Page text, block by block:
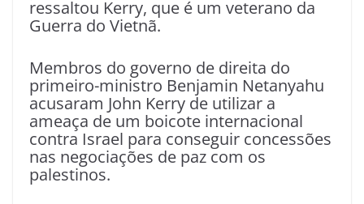
ressaltou Kerry, que é um veterano da
Guerra do Vietnã.
Membros do governo de direita do
primeiro-ministro Benjamin Netanyahu
acusaram John Kerry de utilizar a
ameaça de um boicote internacional
contra Israel para conseguir concessões
nas negociações de paz com os
palestinos.